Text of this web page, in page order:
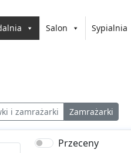
Salon Sypialnia
i zamrażarki Zamrażarki
Przeceny